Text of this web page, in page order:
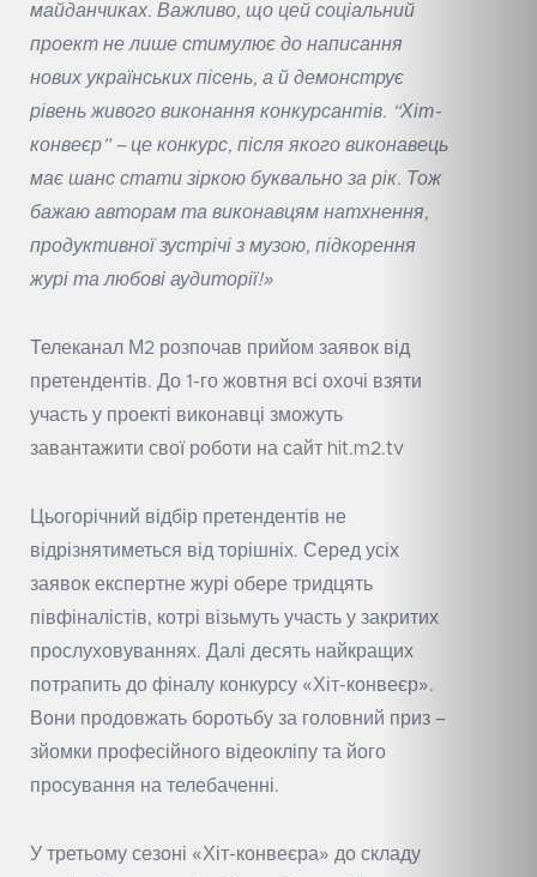
майданчиках. Важливо, що цей соціальний
проект не лише стимулює до написання
нових українських пісень, а й демонструє
рівень живого виконання конкурсантів. “Хіт-
конвеєр” – це конкурс, після якого виконавець
має шанс стати зіркою буквально за рік. Тож
бажаю авторам та виконавцям натхнення,
продуктивної зустрічі з музою, підкорення
журі та любові аудиторії!»
Телеканал М2 розпочав прийом заявок від
претендентів. До 1-го жовтня всі охочі взяти
участь у проекті виконавці зможуть
завантажити свої роботи на сайт hit.m2.tv
Цьогорічний відбір претендентів не
відрізнятиметься від торішніх. Серед усіх
заявок експертне журі обере тридцять
півфіналістів, котрі візьмуть участь у закритих
прослуховуваннях. Далі десять найкращих
потрапить до фіналу конкурсу «Хіт-конвеєр».
Вони продовжать боротьбу за головний приз –
зйомки професійного відеокліпу та його
просування на телебаченні.
У третьому сезоні «Хіт-конвеєра» до складу